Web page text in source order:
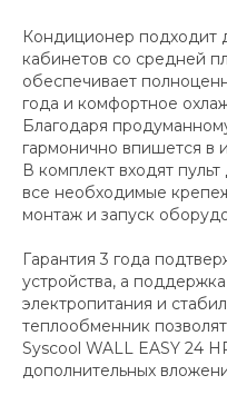
Кондиционер подходит
кабинетов со средней
обеспечивает
года и комфортное
Благодаря
гармонично впишется в
В комплект входят
все необходимые
монтаж и запуск
Гарантия 3 года
устройства, а
электропитания и
теплообменник
Syscool WALL EASY 24
дополнительных